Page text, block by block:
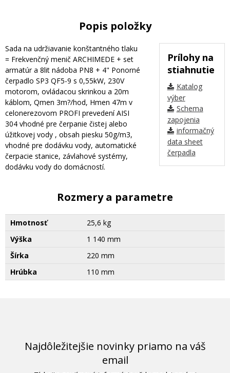
Popis položky
Prílohy na
stiahnutie
Katalog
výber
Schema
zapojenia
informačný
data sheet
čerpadla
Sada na udržiavanie konštantného tlaku
= Frekvenčný menič ARCHIMEDE + set
armatúr a 8lit nádoba PN8 + 4" Ponorné
čerpadlo SP3 QF5-9 s 0,55kW, 230V
motorom, ovládacou skrinkou a 20m
káblom, Qmen 3m?/hod, Hmen 47m v
celonerezovom PROFI prevedení AISI
304 vhodné pre čerpanie čistej alebo
úžitkovej vody , obsah piesku 50g/m3,
vhodné pre dodávku vody, automatické
čerpacie stanice, závlahové systémy,
dodávku vody do domácností.
Rozmery a parametre
Hmotnosť
25,6 kg
Výška
1 140 mm
Šírka
220 mm
Hrúbka
110 mm
Najdôležitejšie novinky priamo na váš
email